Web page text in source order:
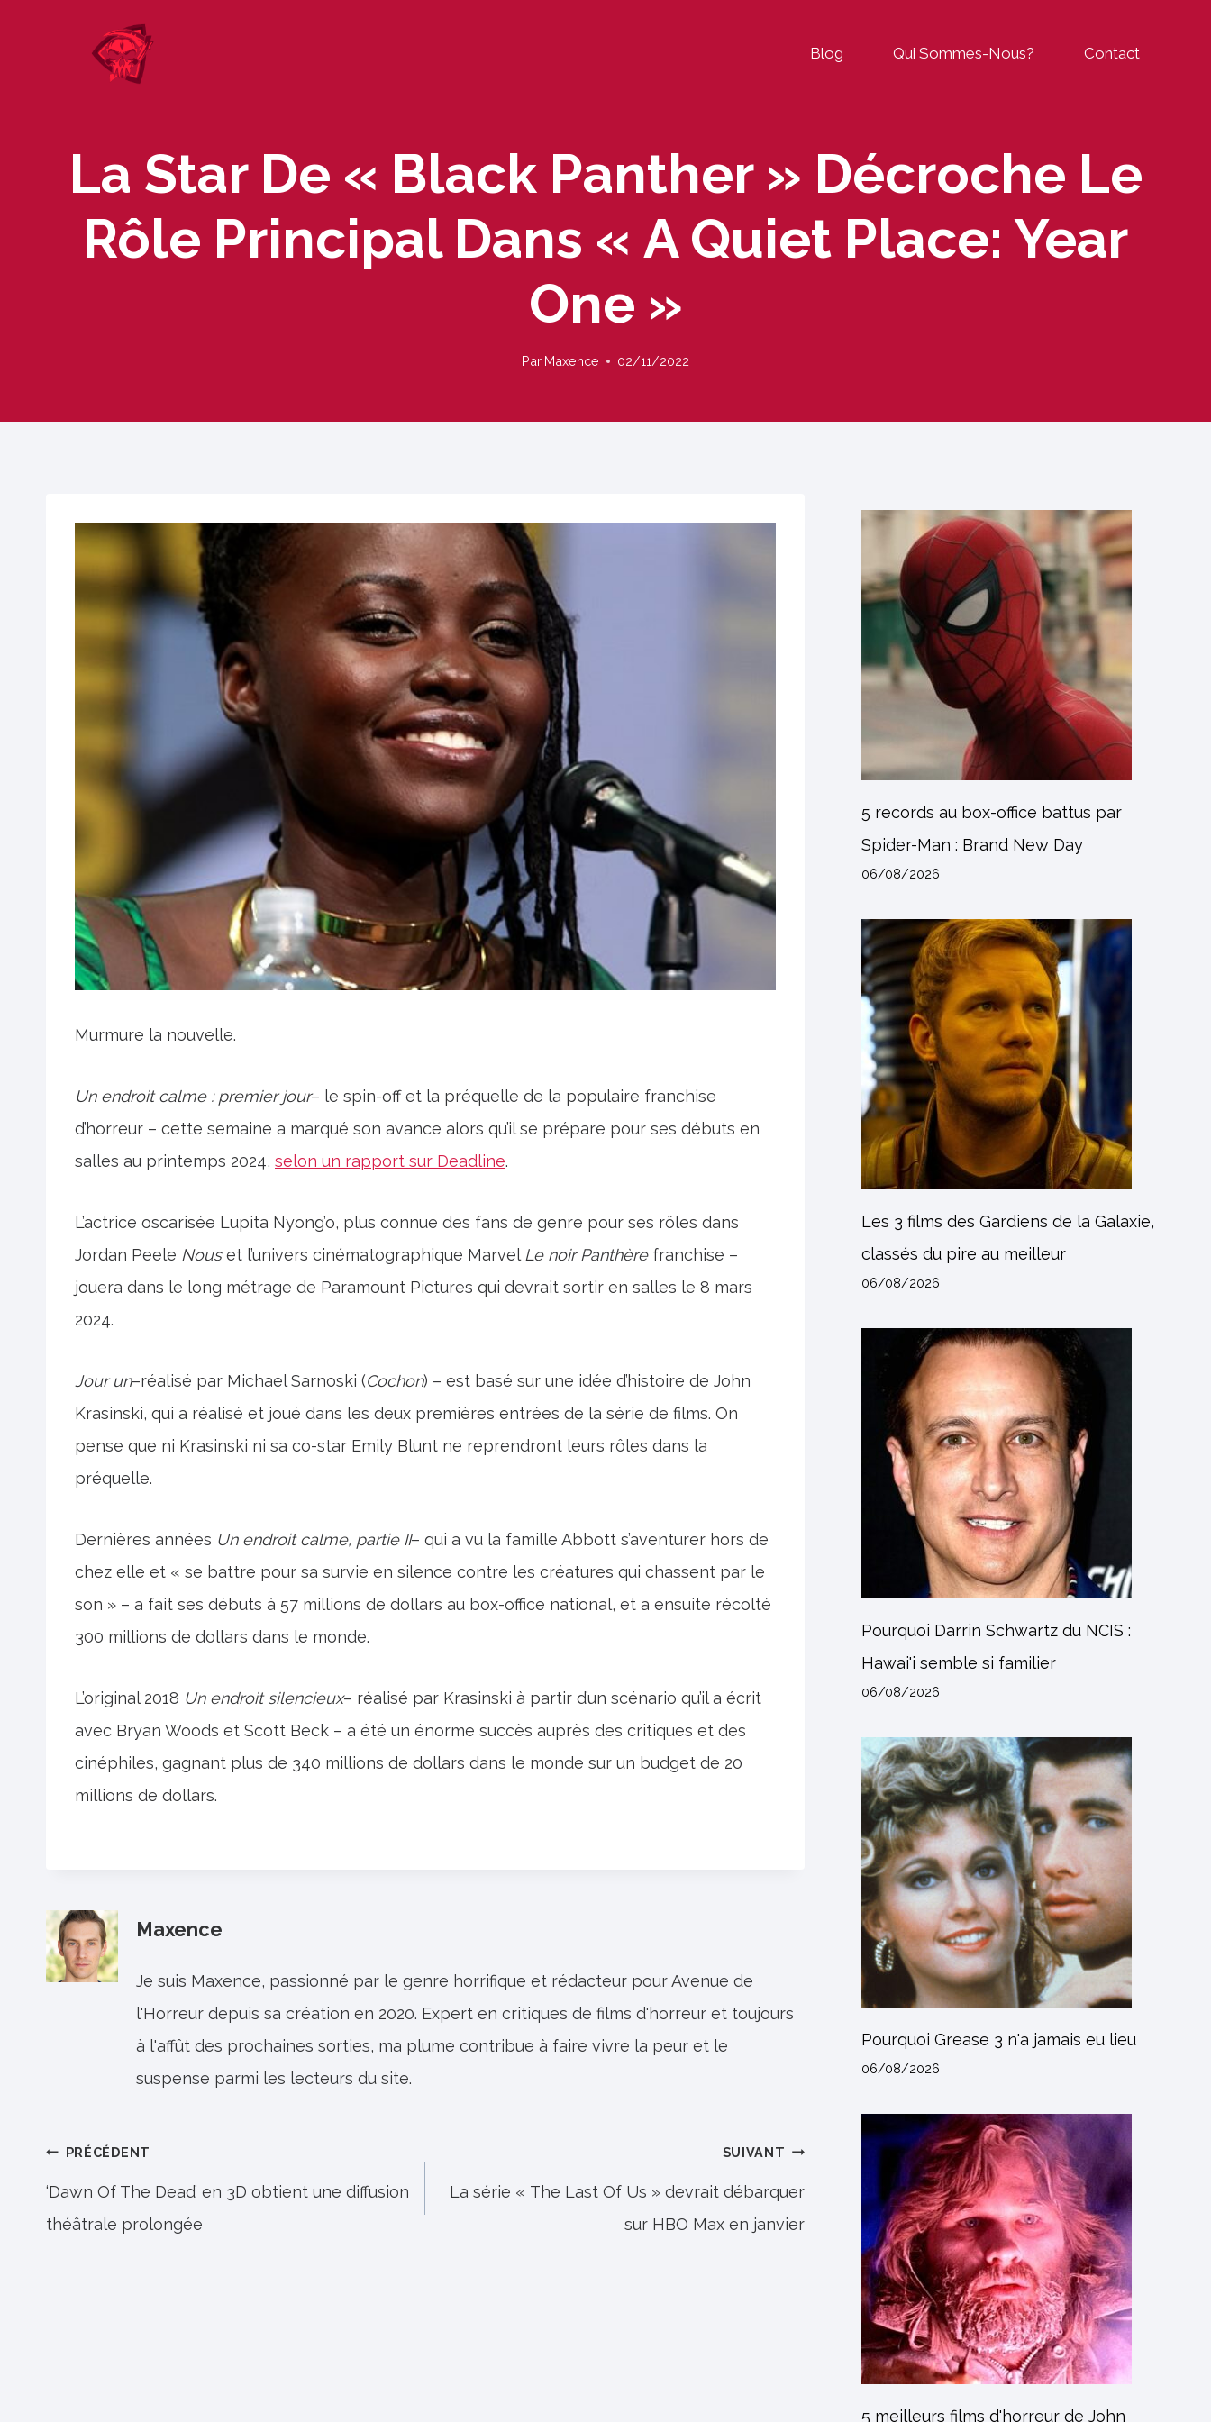
Blog Qui Sommes-Nous? Contact
La Star De « Black Panther » Décroche Le
Rôle Principal Dans « A Quiet Place: Year
One »
Par Maxence 02/11/2022
Murmure la nouvelle.
Un endroit calme : premier jour– le spin-off et la préquelle de la populaire franchise
d’horreur – cette semaine a marqué son avance alors qu’il se prépare pour ses débuts en
salles au printemps 2024, selon un rapport sur Deadline.
L’actrice oscarisée Lupita Nyong’o, plus connue des fans de genre pour ses rôles dans
Jordan Peele Nouset l’univers cinématographique Marvel Le noir Panthère franchise –
jouera dans le long métrage de Paramount Pictures qui devrait sortir en salles le 8 mars
2024.
Jour un–réalisé par Michael Sarnoski (Cochon) – est basé sur une idée d’histoire de John
Krasinski, qui a réalisé et joué dans les deux premières entrées de la série de films. On
pense que ni Krasinski ni sa co-star Emily Blunt ne reprendront leurs rôles dans la
préquelle.
Dernières années Un endroit calme, partie II– qui a vu la famille Abbott s’aventurer hors de
chez elle et « se battre pour sa survie en silence contre les créatures qui chassent par le
son » – a fait ses débuts à 57 millions de dollars au box-office national, et a ensuite récolté
300 millions de dollars dans le monde.
L’original 2018 Un endroit silencieux– réalisé par Krasinski à partir d’un scénario qu’il a écrit
avec Bryan Woods et Scott Beck – a été un énorme succès auprès des critiques et des
cinéphiles, gagnant plus de 340 millions de dollars dans le monde sur un budget de 20
millions de dollars.
Maxence
Je suis Maxence, passionné par le genre horrifique et rédacteur pour Avenue de
l'Horreur depuis sa création en 2020. Expert en critiques de films d'horreur et toujours
à l'affût des prochaines sorties, ma plume contribue à faire vivre la peur et le
suspense parmi les lecteurs du site.
Navigation
de
l’article
PRÉCÉDENT
‘Dawn Of The Dead’ en 3D obtient une diffusion
théâtrale prolongée
SUIVANT
La série « The Last Of Us » devrait débarquer
sur HBO Max en janvier
5 records au box-office battus par
Spider-Man : Brand New Day
06/08/2026
Les 3 films des Gardiens de la Galaxie,
classés du pire au meilleur
06/08/2026
Pourquoi Darrin Schwartz du NCIS :
Hawai'i semble si familier
06/08/2026
Pourquoi Grease 3 n'a jamais eu lieu
06/08/2026
5 meilleurs films d'horreur de John